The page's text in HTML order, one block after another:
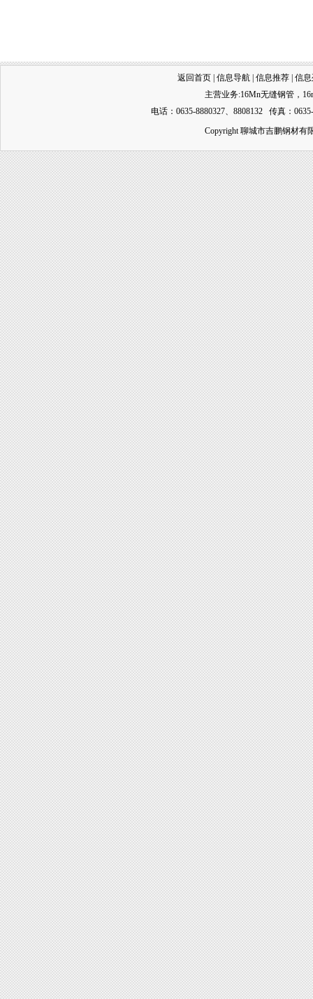
返回首页 信息导航 信息推荐 信
主营业务:16Mn无缝钢管，
电话：0635-8880327、8808132 传真：
Copyright 聊城市吉鹏钢材